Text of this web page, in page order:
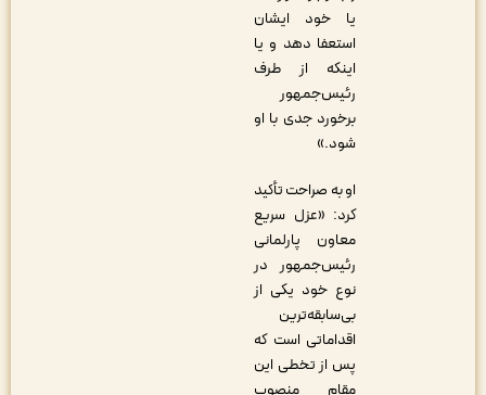
یا خود ایشان
استعفا دهد و یا
اینکه از طرف
رئیس‌جمهور
برخورد جدی با او
او به صراحت تأکید
کرد: «عزل سریع
معاون پارلمانی
رئیس‌جمهور در
نوع خود یکی از
بی‌سابقه‌ترین
اقداماتی است که
پس از تخطی این